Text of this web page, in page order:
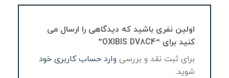
اولین نفری باشید که دیدگاهی را ارسال می
کنید برای “OXIBIS DV8C4”
برای ثبت نقد و بررسی وارد حساب کاربری خود
شوید.